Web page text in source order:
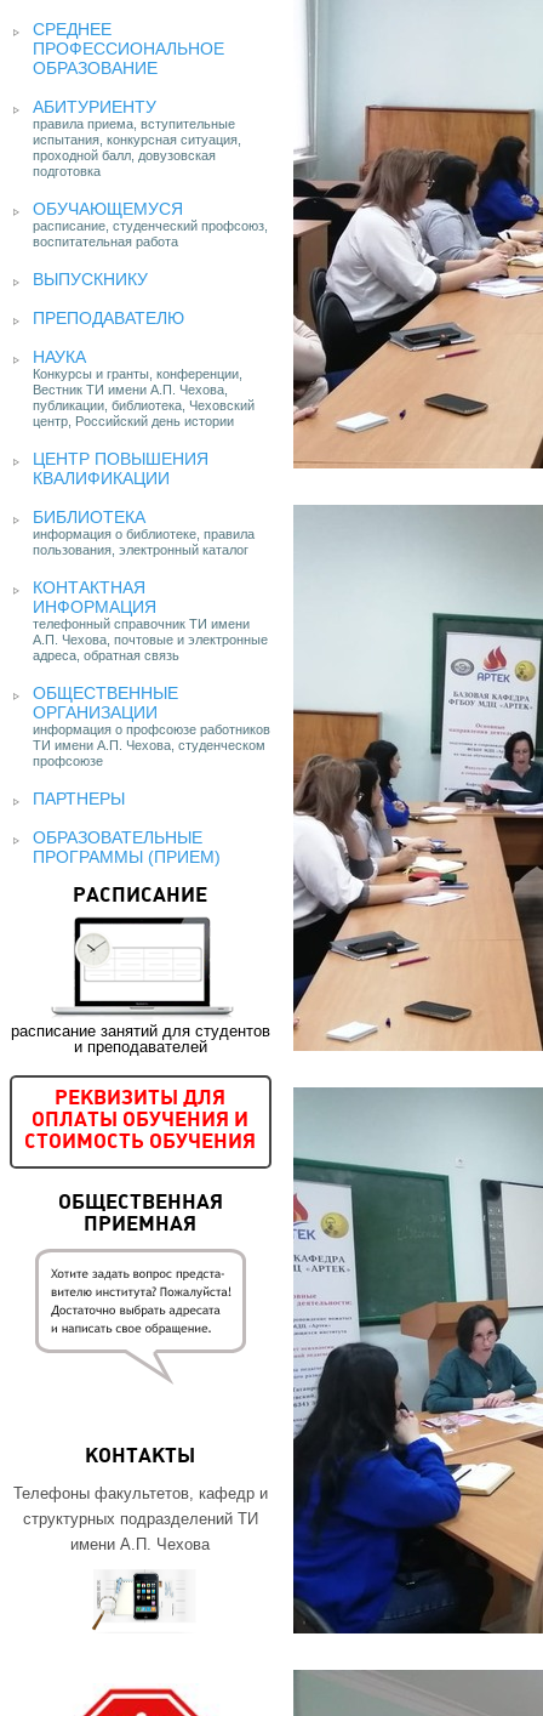
СРЕДНЕЕ
ПРОФЕССИОНАЛЬНОЕ
ОБРАЗОВАНИЕ
АБИТУРИЕНТУ
правила приема, вступительные
испытания, конкурсная ситуация,
проходной балл, довузовская
подготовка
ОБУЧАЮЩЕМУСЯ
расписание, студенческий профсоюз,
воспитательная работа
ВЫПУСКНИКУ
ПРЕПОДАВАТЕЛЮ
НАУКА
Конкурсы и гранты, конференции,
Вестник ТИ имени А.П. Чехова,
публикации, библиотека, Чеховский
центр, Российский день истории
ЦЕНТР ПОВЫШЕНИЯ
КВАЛИФИКАЦИИ
БИБЛИОТЕКА
информация о библиотеке, правила
пользования, электронный каталог
КОНТАКТНАЯ
ИНФОРМАЦИЯ
телефонный справочник ТИ имени
А.П. Чехова, почтовые и электронные
адреса, обратная связь
ОБЩЕСТВЕННЫЕ
ОРГАНИЗАЦИИ
информация о профсоюзе работников
ТИ имени А.П. Чехова, студенческом
профсоюзе
ПАРТНЕРЫ
ОБРАЗОВАТЕЛЬНЫЕ
ПРОГРАММЫ (ПРИЕМ)
РАСПИСАНИЕ
расписание занятий для студентов
и преподавателей
РЕКВИЗИТЫ ДЛЯ
ОПЛАТЫ ОБУЧЕНИЯ И
СТОИМОСТЬ ОБУЧЕНИЯ
ОБЩЕСТВЕННАЯ
ПРИЕМНАЯ
КОНТАКТЫ
Телефоны факультетов, кафедр и
структурных подразделений ТИ
имени А.П. Чехова